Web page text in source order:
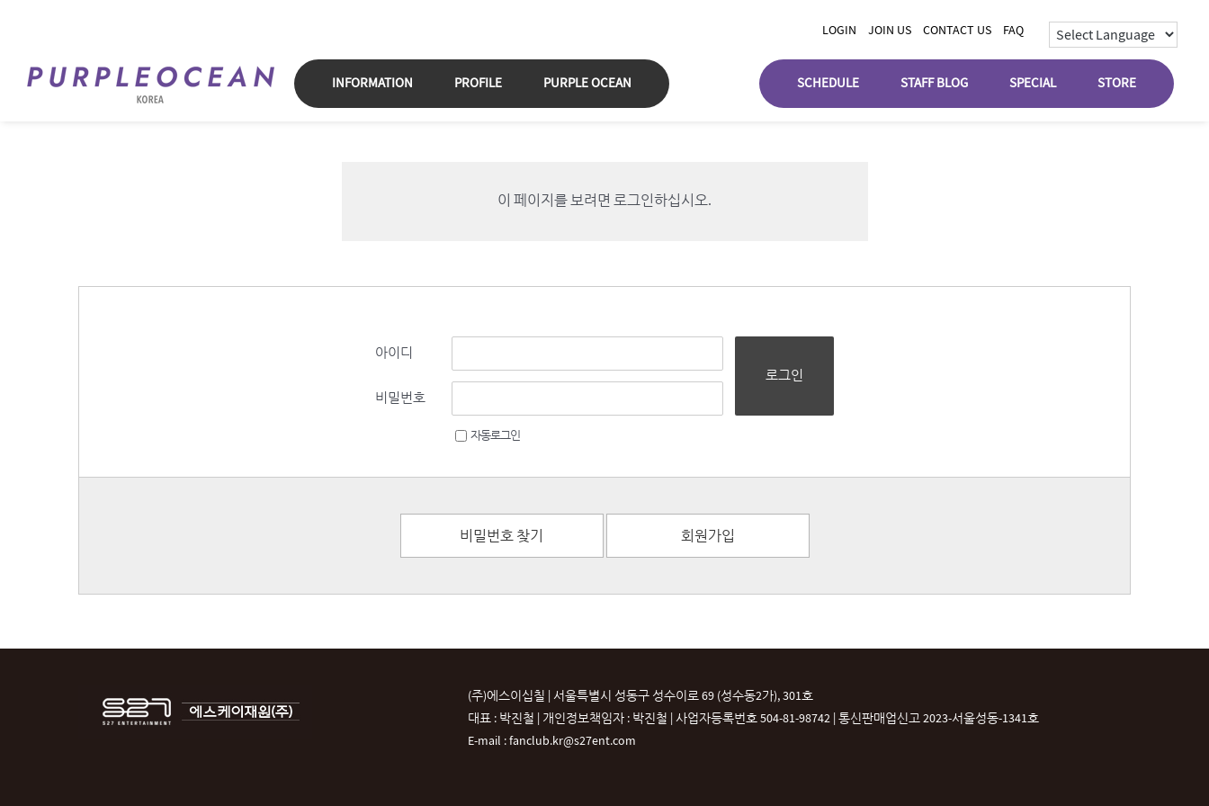
LOGIN JOIN US CONTACT US FAQ
INFORMATION PROFILE PURPLE OCEAN SCHEDULE STAFF BLOG SPECIAL STORE
이 페이지를 보려면 로그인하십시오.
아이디
비밀번호
자동로그인
로그인
비밀번호 찾기 회원가입
(주)에스이십칠 | 서울특별시 성동구 성수이로 69 (성수동2가), 301호
대표 : 박진철 | 개인정보책임자 : 박진철 | 사업자등록번호 504-81-98742 | 통신판매업신고 2023-서울성동-1341호
E-mail : fanclub.kr@s27ent.com